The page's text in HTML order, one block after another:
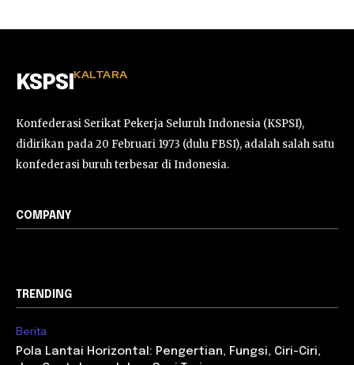
KSPSI KALTARA
Konfederasi Serikat Pekerja Seluruh Indonesia (KSPSI),
didirikan pada 20 Februari 1973 (dulu FBSI), adalah salah satu
konfederasi buruh terbesar di Indonesia.
COMPANY
TRENDING
Berita
Pola Lantai Horizontal: Pengertian, Fungsi, Ciri-Ciri,